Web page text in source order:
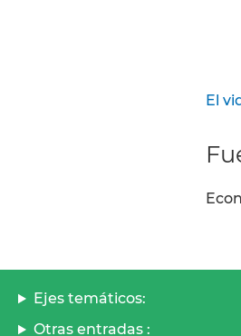
El
Ejes temáticos:
Otras entradas :